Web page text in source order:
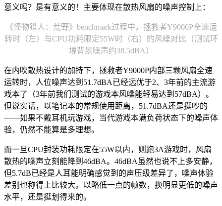
意义吗？是有意义的！主要体现在散热风扇的噪声控制上：
《怪物猎人：荒野》benchmark过程中，拯救者Y9000P全速运
转时（左）与CPU功耗限定55W时（右）的风噪对比（测试环
境背景噪声约38.5dBA）
在内吹散热设计的加持下，拯救者Y9000P内部三颗风扇全速
运转时，人位噪声达到51.7dBA已经远优于2、3年前的主流游
戏本了（3年前我们测试的游戏本风噪能轻易达到57dBA）。
但说实话，以笔记本的常规使用距离，51.7dBA还是挺吵的
——如果不戴耳机玩游戏，当代游戏本满负荷状态下的噪声体
验，仍然不能算是多理想。
而一旦CPU封装功耗限定在55W以内，则跑3A游戏时，风扇
散热的噪声立刻能降到46dBA。46dBA虽然也说不上多安静，
但5.7dB已经是人耳能明确感觉到的声压级差异了，噪声体验
差别也称得上比较大。以略低一点的帧数，换明显更低的噪声
水平，还是挺划得来的。